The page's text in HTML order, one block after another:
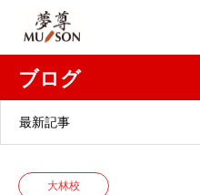
ブログ
最新記事
大林校